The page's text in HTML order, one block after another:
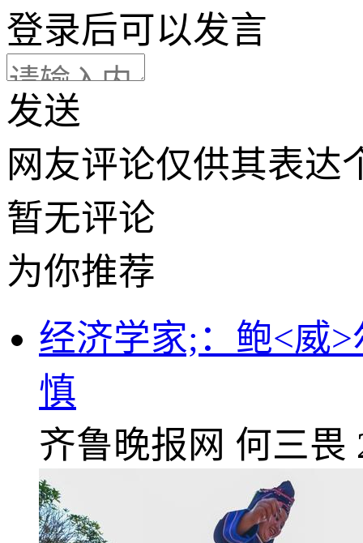
登录后可以发言
发送
网友评论仅供其表达
暂无评论
为你推荐
经济学家;：鲍<威
慎
齐鲁晚报网 何三畏